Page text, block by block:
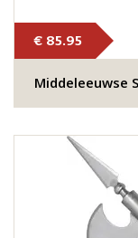
€ 85.95
Middeleeuwse